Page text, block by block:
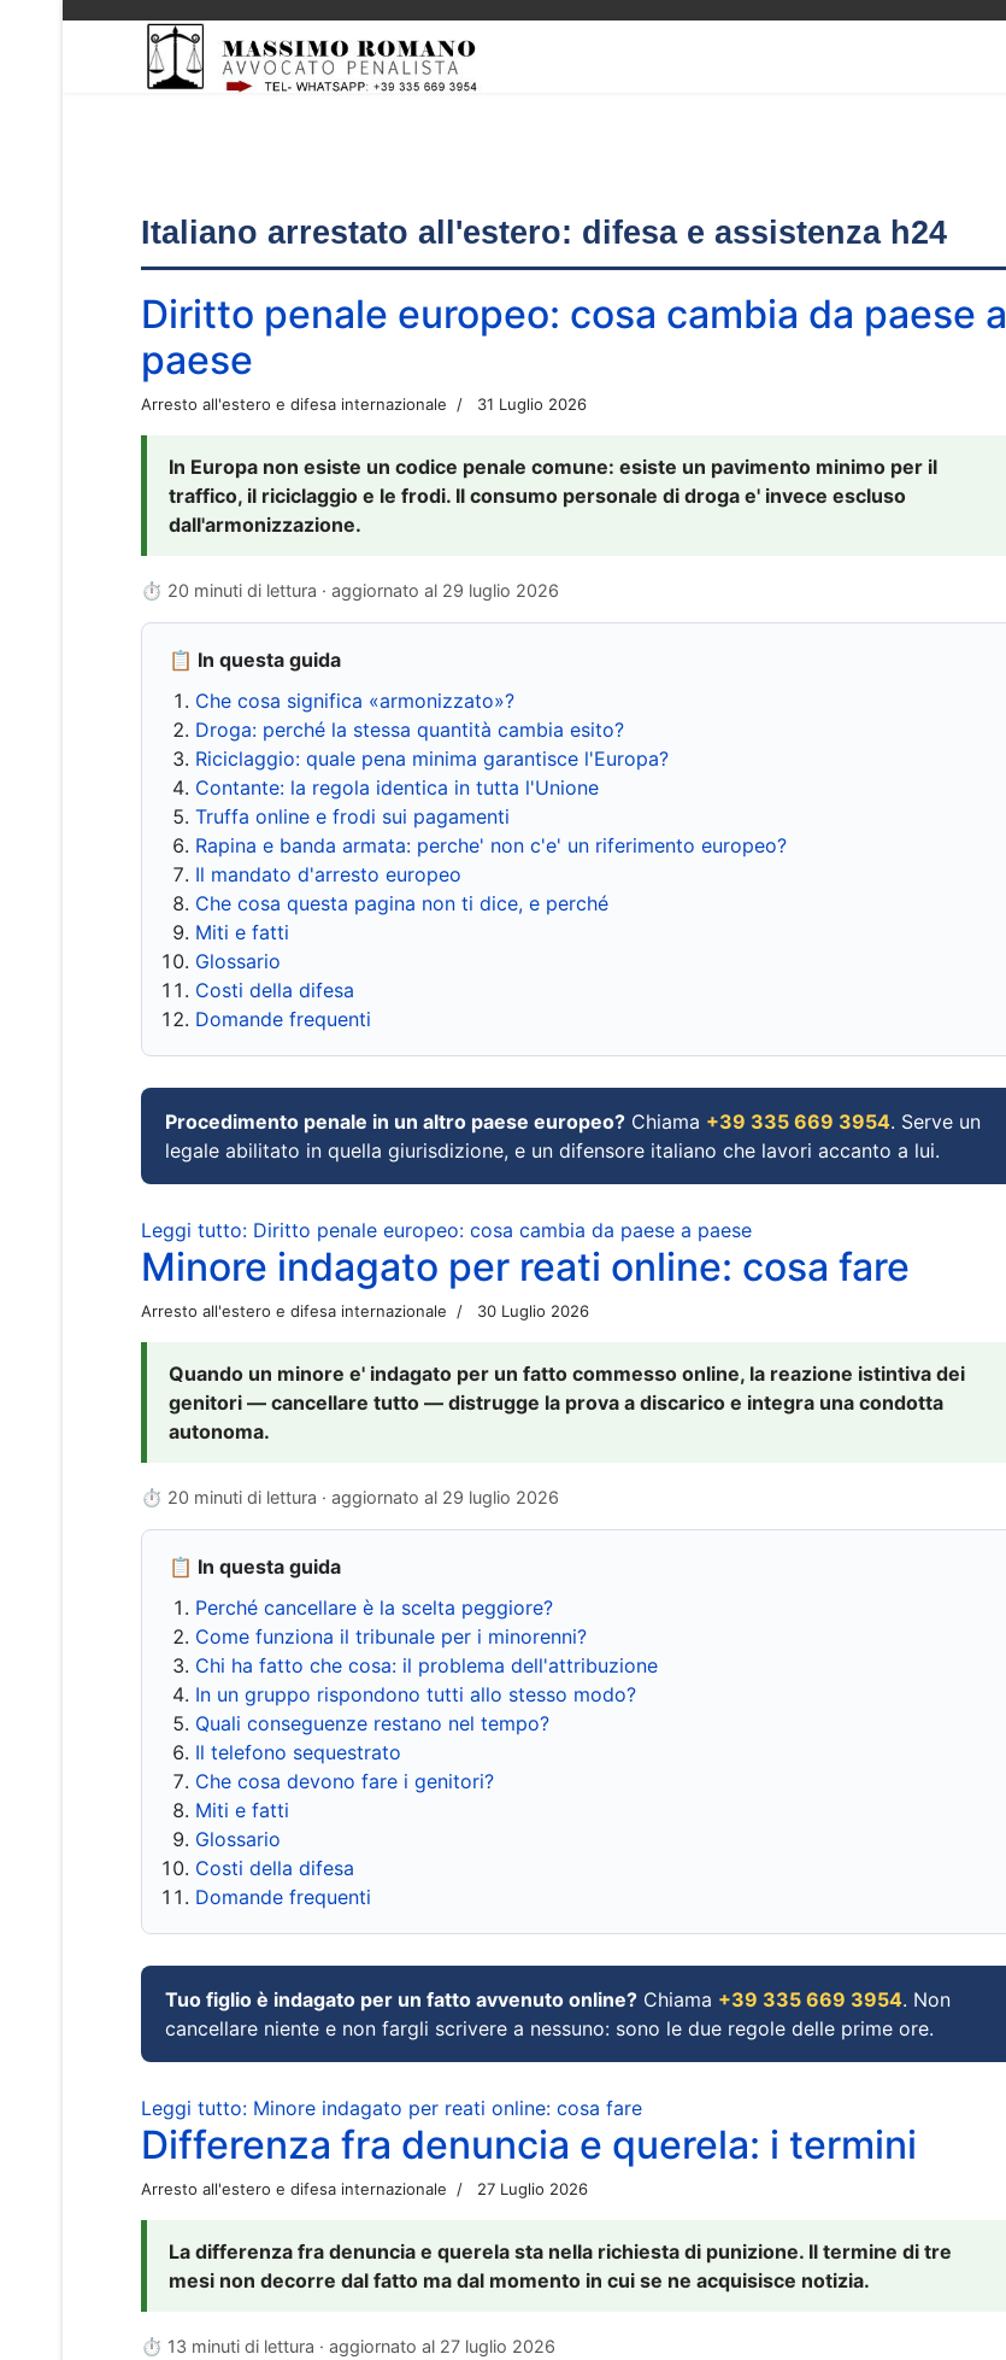
Italiano arrestato all'estero: difesa e assistenza h24
Diritto penale europeo: cosa cambia da paese a
paese
Arresto all'estero e difesa internazionale 31 Luglio 2026
In Europa non esiste un codice penale comune: esiste un pavimento minimo per il
traffico, il riciclaggio e le frodi. Il consumo personale di droga e' invece escluso
dall'armonizzazione.
⏱ 20 minuti di lettura · aggiornato al 29 luglio 2026
📋 In questa guida
Che cosa significa «armonizzato»?
Droga: perché la stessa quantità cambia esito?
Riciclaggio: quale pena minima garantisce l'Europa?
Contante: la regola identica in tutta l'Unione
Truffa online e frodi sui pagamenti
Rapina e banda armata: perche' non c'e' un riferimento europeo?
Il mandato d'arresto europeo
Che cosa questa pagina non ti dice, e perché
Miti e fatti
Glossario
Costi della difesa
Domande frequenti
Procedimento penale in un altro paese europeo? Chiama +39 335 669 3954. Serve un
legale abilitato in quella giurisdizione, e un difensore italiano che lavori accanto a lui.
Leggi tutto: Diritto penale europeo: cosa cambia da paese a paese
Minore indagato per reati online: cosa fare
Arresto all'estero e difesa internazionale 30 Luglio 2026
Quando un minore e' indagato per un fatto commesso online, la reazione istintiva dei
genitori — cancellare tutto — distrugge la prova a discarico e integra una condotta
autonoma.
⏱ 20 minuti di lettura · aggiornato al 29 luglio 2026
📋 In questa guida
Perché cancellare è la scelta peggiore?
Come funziona il tribunale per i minorenni?
Chi ha fatto che cosa: il problema dell'attribuzione
In un gruppo rispondono tutti allo stesso modo?
Quali conseguenze restano nel tempo?
Il telefono sequestrato
Che cosa devono fare i genitori?
Miti e fatti
Glossario
Costi della difesa
Domande frequenti
Tuo figlio è indagato per un fatto avvenuto online? Chiama +39 335 669 3954. Non
cancellare niente e non fargli scrivere a nessuno: sono le due regole delle prime ore.
Leggi tutto: Minore indagato per reati online: cosa fare
Differenza fra denuncia e querela: i termini
Arresto all'estero e difesa internazionale 27 Luglio 2026
La differenza fra denuncia e querela sta nella richiesta di punizione. Il termine di tre
mesi non decorre dal fatto ma dal momento in cui se ne acquisisce notizia.
⏱ 13 minuti di lettura · aggiornato al 27 luglio 2026